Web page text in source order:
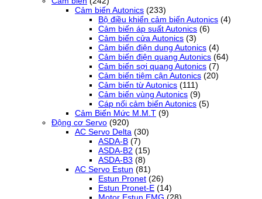
Cảm biến Autonics (233)
Bộ điều khiển cảm biến Autonics (4)
Cảm biến áp suất Autonics (6)
Cảm biến cửa Autonics (3)
Cảm biến điện dung Autonics (4)
Cảm biến điện quang Autonics (64)
Cảm biến sợi quang Autonics (7)
Cảm biến tiệm cận Autonics (20)
Cảm biến từ Autonics (111)
Cảm biến vùng Autonics (9)
Cáp nối cảm biến Autonics (5)
Cảm Biến Mức M.M.T (9)
Động cơ Servo (920)
AC Servo Delta (30)
ASDA-B (7)
ASDA-B2 (15)
ASDA-B3 (8)
AC Servo Estun (81)
Estun Pronet (26)
Estun Pronet-E (14)